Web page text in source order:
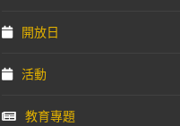
開放日
活動
教育專題